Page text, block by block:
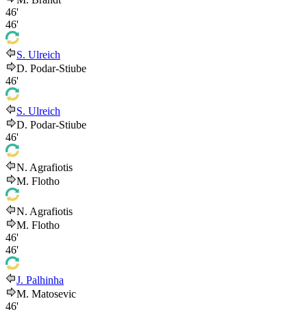
46'
46'
S. Ulreich
D. Podar-Stiube
46'
S. Ulreich
D. Podar-Stiube
46'
N. Agrafiotis
M. Flotho
N. Agrafiotis
M. Flotho
46'
46'
J. Palhinha
M. Matosevic
46'